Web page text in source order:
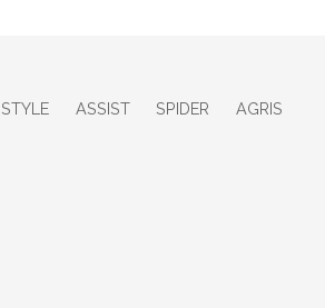
STYLE ASSIST SPIDER AGRIS